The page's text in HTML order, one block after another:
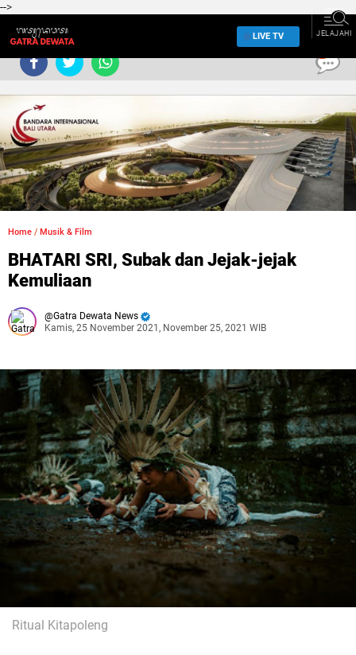
-->
LIVE TV JELAJAHI
Home / Musik & Film
BHATARI SRI, Subak dan Jejak-jejak
Kemuliaan
Gatra Dewata News
Kamis, 25 November 2021, November 25, 2021 WIB
Ritual Kitapoleng